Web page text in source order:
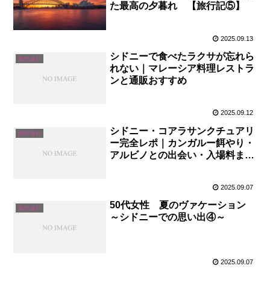
た最高の夕暮れ 【旅行記⑤】
2025.09.13
海外旅行
シドニーで食べたラクサが忘れら
れない｜マレーシア料理レストラ
ンと通販おすすめ
2025.09.12
海外旅行
シドニー・コアラサンクチュアリ
ー完全レポ｜カンガルー餌やり・
アルビノとの出会い・入場料まと
2025.09.07
海外旅行
50代女性 夏のヴァケーション
～シドニーでの思い出④～
2025.09.07